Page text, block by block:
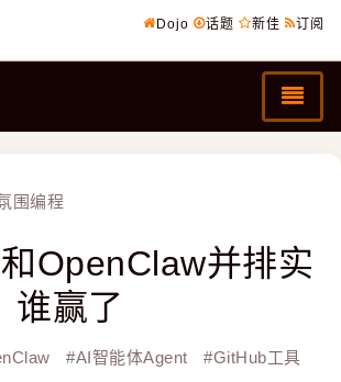
Dojo 话题 新佳 订阅
围编程
OpenClaw并排实
谁赢了
#AI智能体Agent #GitHub工具